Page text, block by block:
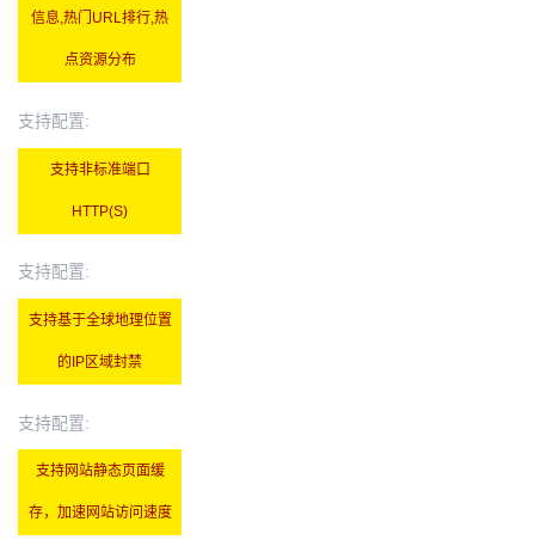
信息,热门URL排行,热
点资源分布
支持配置:
支持非标准端口
HTTP(S)
支持配置:
支持基于全球地理位置
的IP区域封禁
支持配置:
支持网站静态页面缓
存，加速网站访问速度